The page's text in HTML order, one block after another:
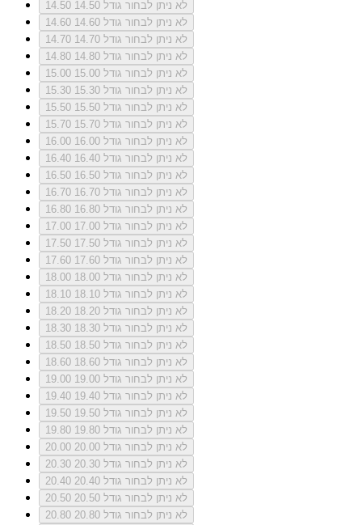
14.50
לא ניתן לבחור גודל 14.50
14.60
לא ניתן לבחור גודל 14.60
14.70
לא ניתן לבחור גודל 14.70
14.80
לא ניתן לבחור גודל 14.80
15.00
לא ניתן לבחור גודל 15.00
15.30
לא ניתן לבחור גודל 15.30
15.50
לא ניתן לבחור גודל 15.50
15.70
לא ניתן לבחור גודל 15.70
16.00
לא ניתן לבחור גודל 16.00
16.40
לא ניתן לבחור גודל 16.40
16.50
לא ניתן לבחור גודל 16.50
16.70
לא ניתן לבחור גודל 16.70
16.80
לא ניתן לבחור גודל 16.80
17.00
לא ניתן לבחור גודל 17.00
17.50
לא ניתן לבחור גודל 17.50
17.60
לא ניתן לבחור גודל 17.60
18.00
לא ניתן לבחור גודל 18.00
18.10
לא ניתן לבחור גודל 18.10
18.20
לא ניתן לבחור גודל 18.20
18.30
לא ניתן לבחור גודל 18.30
18.50
לא ניתן לבחור גודל 18.50
18.60
לא ניתן לבחור גודל 18.60
19.00
לא ניתן לבחור גודל 19.00
19.40
לא ניתן לבחור גודל 19.40
19.50
לא ניתן לבחור גודל 19.50
19.80
לא ניתן לבחור גודל 19.80
20.00
לא ניתן לבחור גודל 20.00
20.30
לא ניתן לבחור גודל 20.30
20.40
לא ניתן לבחור גודל 20.40
20.50
לא ניתן לבחור גודל 20.50
20.80
לא ניתן לבחור גודל 20.80